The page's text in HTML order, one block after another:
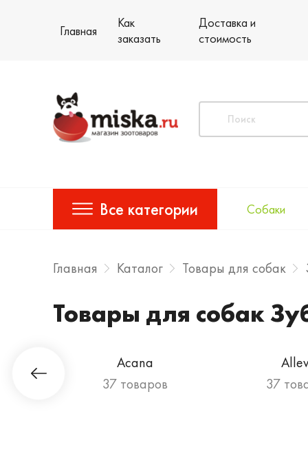
Главная
Как
заказать
Доставка и
стоимость
Все категории Собаки
Главная Каталог Товары для собак
Товары для собак
Acana
37 товаров
37